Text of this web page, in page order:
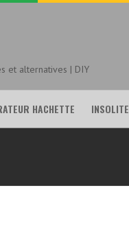
et alternatives | DIY
HACHETTE INSOLITE